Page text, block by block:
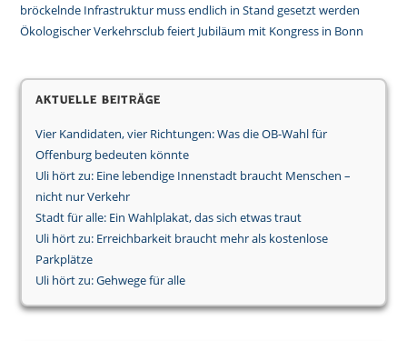
bröckelnde Infrastruktur muss endlich in Stand gesetzt werden
Ökologischer Verkehrsclub feiert Jubiläum mit Kongress in Bonn
Aktuelle Beiträge
Vier Kandidaten, vier Richtungen: Was die OB-Wahl für
Offenburg bedeuten könnte
Uli hört zu: Eine lebendige Innenstadt braucht Menschen –
nicht nur Verkehr
Stadt für alle: Ein Wahlplakat, das sich etwas traut
Uli hört zu: Erreichbarkeit braucht mehr als kostenlose
Parkplätze
Uli hört zu: Gehwege für alle